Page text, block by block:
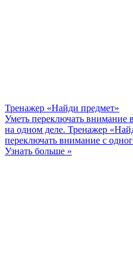
Тренажер «Найди предмет»
Уметь переключать внимание
на одном деле. Тренажер
переключать внимание с
Узнать больше »